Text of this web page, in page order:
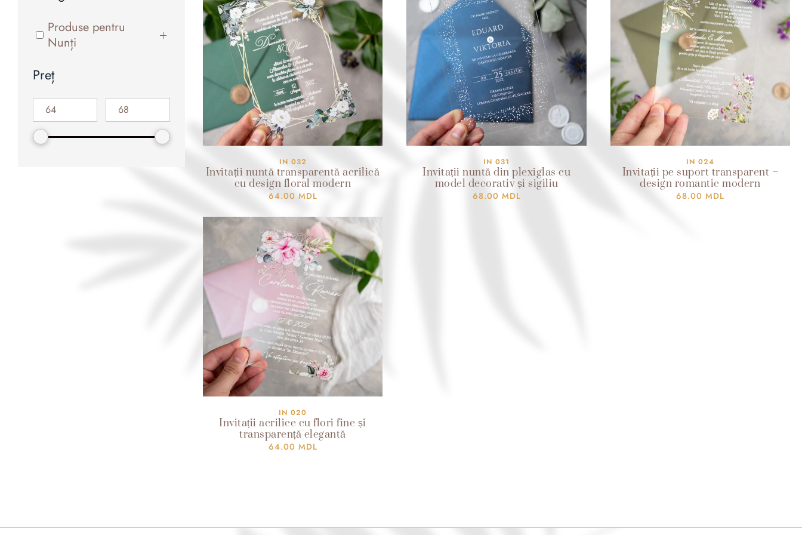
Produse pentru
Nunți
Preț
IN 032
Invitații nuntă transparentă acrilică
cu design floral modern
64.00 MDL
IN 031
Invitații nuntă din plexiglas cu
model decorativ și sigiliu
68.00 MDL
IN 024
Invitații pe suport transparent –
design romantic modern
68.00 MDL
IN 020
Invitații acrilice cu flori fine și
transparență elegantă
64.00 MDL